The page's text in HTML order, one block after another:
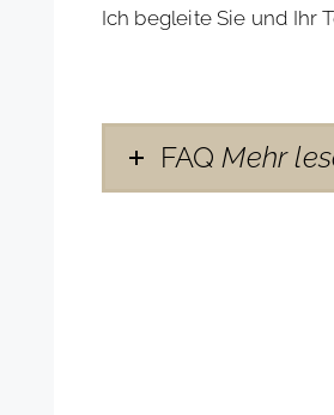
Ich begleite Sie und Ihr
FAQ Mehr